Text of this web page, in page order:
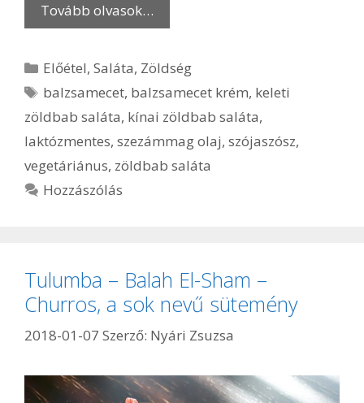
Tovább olvasok…
Kategória
Előétel,Saláta, Zöldség
Címkék
balzsamecet, balzsamecet krém, keleti
zöldbab saláta, kínai zöldbab saláta,
laktózmentes, szezámmag olaj, szójaszósz,
vegetáriánus, zöldbab saláta
Hozzászólás
Tulumba – Balah El-Sham –
Churros, a sok nevű sütemény
2018-01-07 Szerző: Nyári Zsuzsa